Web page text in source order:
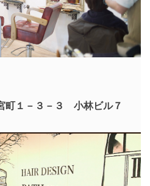
町１－３－３ 小林ビル７